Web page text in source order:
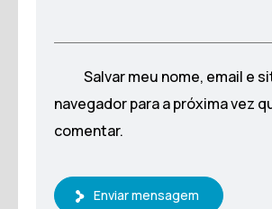
Salvar meu nome, email e
navegador para a próxima vez
comentar.
Enviar mensagem